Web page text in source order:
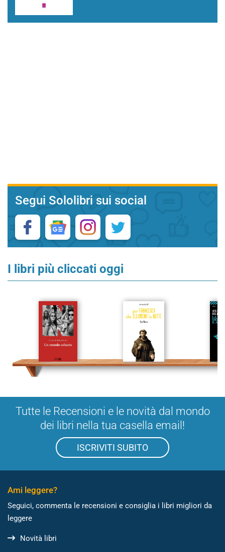
Segui Sololibri sui social
I libri più cliccati oggi
Tutte le Recensioni e le novità dal mondo
dei libri nella tua casella email!
ISCRIVITI SUBITO
Ami leggere?
Seguici, commenta le recensioni e consiglia i libri migliori da
leggere
Novità libri